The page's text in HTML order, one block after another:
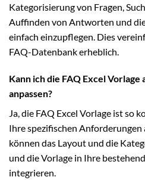
Kategorisierung von Fragen,
Auffinden von Antworten und
einfach einzupflegen. Dies
FAQ-Datenbank erheblich.
Kann ich die FAQ Excel Vorlage
anpassen?
Ja, die FAQ Excel Vorlage ist so
Ihre spezifischen Anforderungen
können das Layout und die
und die Vorlage in Ihre
integrieren.